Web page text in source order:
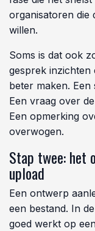
organisatoren die
willen.
Soms is dat ook
gesprek inzichten
beter maken.
Een vraag over
Een opmerking
overwogen.
Stap twee: het
upload
Een ontwerp
een bestand. In
goed werkt op